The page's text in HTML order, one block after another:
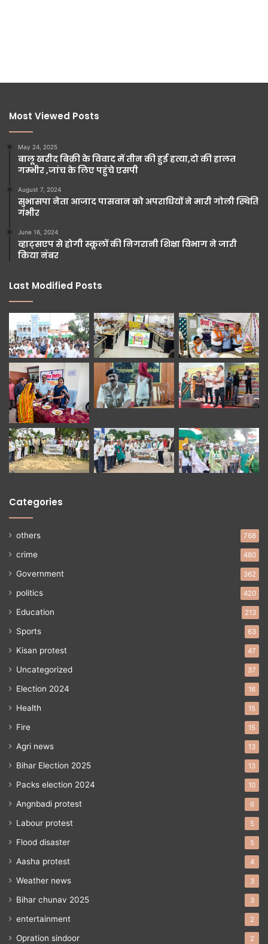
Most Viewed Posts
May 24, 2025
बालू खरीद बिक्री के विवाद में तीन की हुई हत्या,दो की हालत
गम्भीर ,जांच के लिए पहुंचे एसपी
August 7, 2024
सुभासपा नेता आजाद पासवान को अपराधियों ने मारी गोली स्थिति
गंभीर
June 16, 2024
व्हाट्सएप से होगी स्कूलों की निगरानी शिक्षा विभाग ने जारी
किया नंबर
Last Modified Posts
Categories
others 768
crime 480
Government 362
politics 420
Education 213
Sports 63
Kisan protest 47
Uncategorized 37
Election 2024 16
Health 15
Fire 15
Agri news 13
Bihar Election 2025 13
Packs election 2024 10
Angnbadi protest 6
Labour protest 5
Flood disaster 5
Aasha protest 4
Weather news 3
Bihar chunav 2025 3
entertainment 2
Opration sindoor 2